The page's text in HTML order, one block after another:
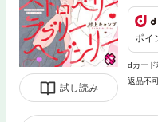
試し読み
ポイ
dカード
返品不